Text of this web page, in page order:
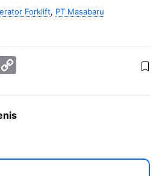
Forklift, PT Masabaru
W
y
i